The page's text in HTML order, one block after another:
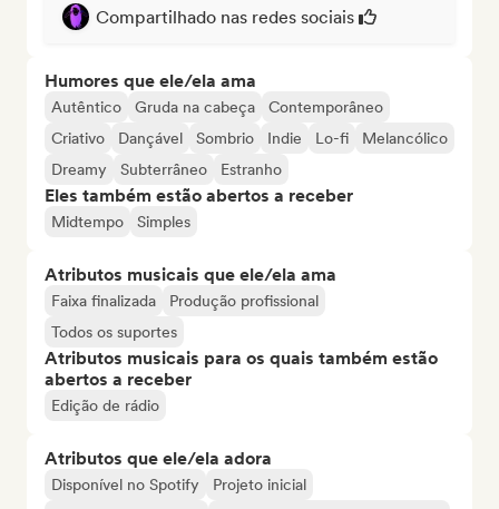
Compartilhado nas redes sociais
Humores que ele/ela ama
Autêntico Gruda na cabeça
Contemporâneo
Criativo
Dançável Sombrio Indie Lo-fi
Melancólico
Dreamy
Subterrâneo Estranho
Eles também estão abertos a receber
Midtempo Simples
Atributos musicais que ele/ela ama
Faixa finalizada
Produção profissional
Todos os suportes
Atributos musicais para os quais também estão
abertos a receber
Edição de rádio
Atributos que ele/ela adora
Disponível no Spotify
Projeto inicial